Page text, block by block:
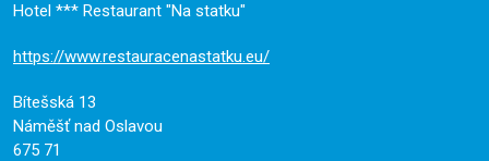
Hotel *** Restaurant "Na statku"
https://www.restauracenastatku.eu/
Bítešská 13
Náměšť nad Oslavou
675 71